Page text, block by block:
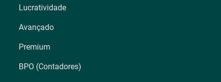
Lucratividade
Avançado
Premium
BPO (Contadores)